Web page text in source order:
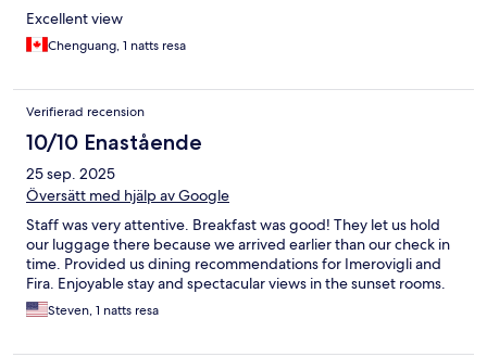
Excellent view
Chenguang, 1 natts resa
Verifierad recension
10/10 Enastående
25 sep. 2025
Översätt med hjälp av Google
Staff was very attentive. Breakfast was good! They let us hold
our luggage there because we arrived earlier than our check in
time. Provided us dining recommendations for Imerovigli and
Fira. Enjoyable stay and spectacular views in the sunset rooms.
Steven, 1 natts resa